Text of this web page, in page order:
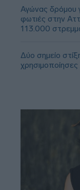
Αγώνας δρόμου
φωτιές στην
113.000
Δύο σημείο